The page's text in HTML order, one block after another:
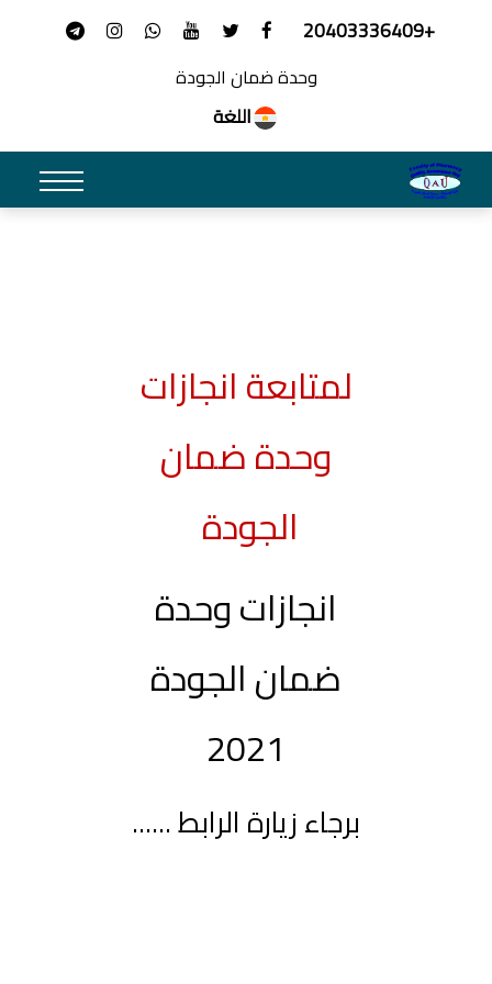
+20403336409
وحدة ضمان الجودة
اللغة
لمتابعة انجازات
وحدة ضمان
الجودة
انجازات وحدة
ضمان الجودة
2021
برجاء زيارة الرابط ......